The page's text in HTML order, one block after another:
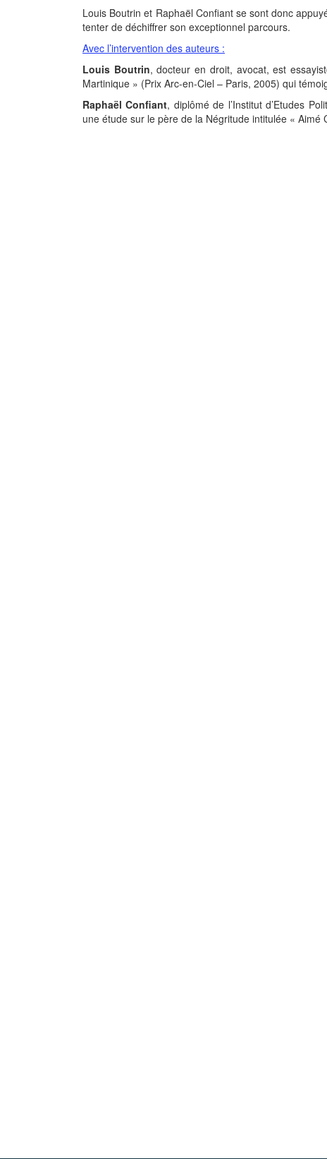
Louis Boutrin et Raphaël Confiant se sont donc
tenter de déchiffrer son exceptionnel parcours.
Avec l’intervention des auteurs :
Louis Boutrin, docteur en droit, avocat, est
Martinique » (Prix Arc-en-Ciel – Paris, 2005) qui
Raphaël Confiant, diplômé de l’Institut d’Etudes
une étude sur le père de la Négritude intitulée «